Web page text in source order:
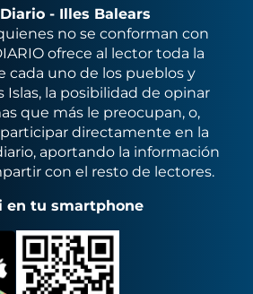
- Illes Balears
no se conforman con
ofrece al lector toda la
cada uno de los pueblos y
Islas, la posibilidad de opinar
que más le preocupan, o,
directamente en la
aportando la información
con el resto de lectores.
en tu smartphone